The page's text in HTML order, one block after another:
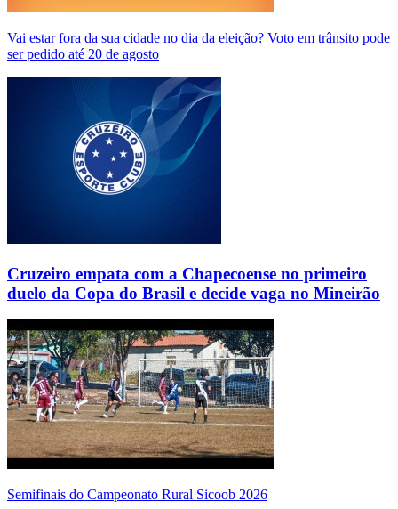
Vai estar fora da sua cidade no dia da eleição? Voto em trânsito pode
ser pedido até 20 de agosto
Cruzeiro empata com a Chapecoense no primeiro
duelo da Copa do Brasil e decide vaga no Mineirão
Semifinais do Campeonato Rural Sicoob 2026